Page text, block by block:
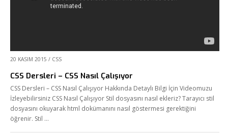
20 KASIM 2015 / CSS
CSS Dersleri – CSS Nasıl Çalışıyor
CSS Dersleri – CSS Nasıl Çalışıyor Hakkında Detaylı Bilgi İçin Videomuzu
İzleyebilirsiniz CSS Nasıl Çalışıyor Stil dosyasını nasıl ekleriz? Tarayıcı stil
dosyasını okuyarak html dokümanını nasıl göstermesi gerektiğini
öğrenir. Stil …